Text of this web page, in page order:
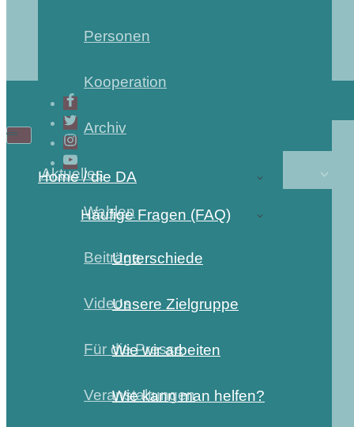
Personen
Kooperation
Archiv
Aktuelles
Wahlen
Beiträge
Videos
Für die Presse
Veranstaltungen
Navigations-
Navigations-
Home / die DA
Häufige Fragen (FAQ)
Unterschiede
Unsere Zielgruppe
Wie wir arbeiten
Wie kann man helfen?